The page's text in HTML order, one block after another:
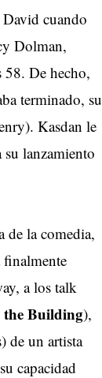
cuando
Dolman,
58. De hecho,
terminado, su
Kasdan le
lanzamiento
de la comedia,
finalmente
a los talk
Building),
de un artista
capacidad